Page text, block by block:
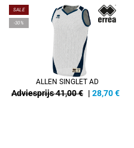
SALE
-30%
ALLEN SINGLET AD
Adviesprijs 41,00 € | 28,70€